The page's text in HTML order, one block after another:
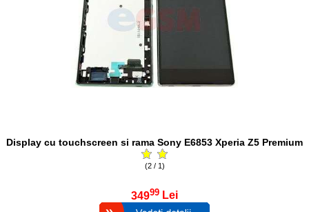
Display cu touchscreen si rama Sony E6853 Xperia Z5 Premium
(2 / 1)
34999 Lei